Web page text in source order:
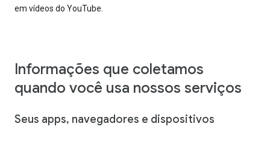
em vídeos do YouTube.
Informações que coletamos
quando você usa nossos serviços
Seus apps, navegadores e dispositivos